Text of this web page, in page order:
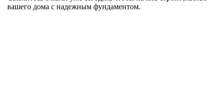
вашего дома с надежным фундаментом.